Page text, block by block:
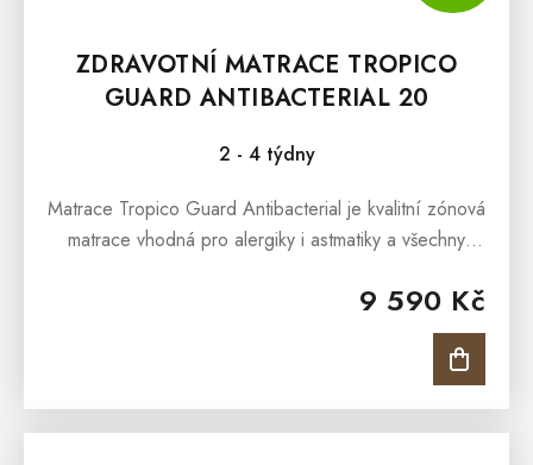
ZDRAVOTNÍ MATRACE TROPICO
GUARD ANTIBACTERIAL 20
2 - 4 týdny
9 590 Kč
Matrace Tropico Guard Antibacterial je kvalitní zónová
matrace vhodná pro alergiky i astmatiky a všechny